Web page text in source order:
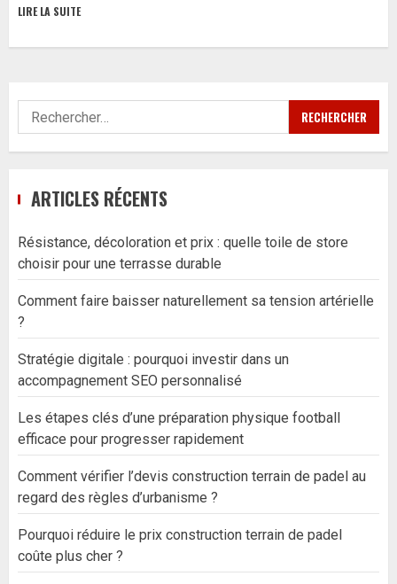
LIRE LA SUITE
Rechercher :
ARTICLES RÉCENTS
Résistance, décoloration et prix : quelle toile de store
choisir pour une terrasse durable
Comment faire baisser naturellement sa tension artérielle
?
Stratégie digitale : pourquoi investir dans un
accompagnement SEO personnalisé
Les étapes clés d’une préparation physique football
efficace pour progresser rapidement
Comment vérifier l’devis construction terrain de padel au
regard des règles d’urbanisme ?
Pourquoi réduire le prix construction terrain de padel
coûte plus cher ?